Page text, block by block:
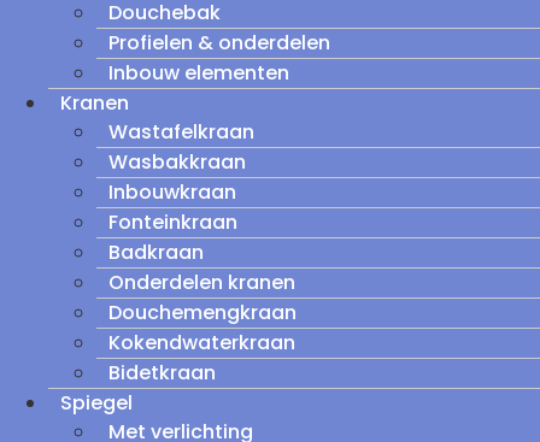
Douchebak
Profielen & onderdelen
Inbouw elementen
Kranen
Wastafelkraan
Wasbakkraan
Inbouwkraan
Fonteinkraan
Badkraan
Onderdelen kranen
Douchemengkraan
Kokendwaterkraan
Bidetkraan
Spiegel
Met verlichting